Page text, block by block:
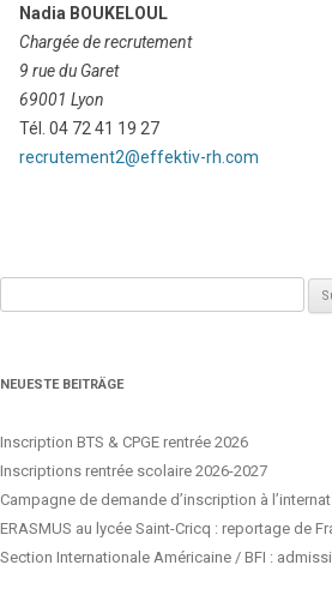
Nadia BOUKELOUL
Chargée de recrutement
9 rue du Garet
69001 Lyon
Tél. 04 72 41 19 27
recrutement2@effektiv-rh.com
NEUESTE BEITRÄGE
Inscription BTS & CPGE rentrée 2026
Inscriptions rentrée scolaire 2026-2027
Campagne de demande d’inscription à
ERASMUS au lycée Saint-Cricq : reportage de
Section Internationale Américaine / BFI :